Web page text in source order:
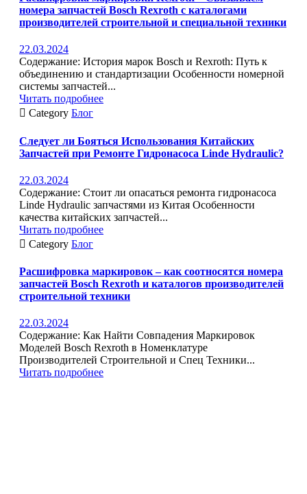
номера запчастей Bosch Rexroth с каталогами
производителей строительной и специальной техники
22.03.2024
Содержание: История марок Bosch и Rexroth: Путь к
объединению и стандартизации Особенности номерной
системы запчастей...
Читать подробнее
 Category Блог
Следует ли Бояться Использования Китайских
Запчастей при Ремонте Гидронасоса Linde Hydraulic?
22.03.2024
Содержание: Стоит ли опасаться ремонта гидронасоса
Linde Hydraulic запчастями из Китая Особенности
качества китайских запчастей...
Читать подробнее
 Category Блог
Расшифровка маркировок – как соотносятся номера
запчастей Bosch Rexroth и каталогов производителей
строительной техники
22.03.2024
Содержание: Как Найти Совпадения Маркировок
Моделей Bosch Rexroth в Номенклатуре
Производителей Строительной и Спец Техники...
Читать подробнее